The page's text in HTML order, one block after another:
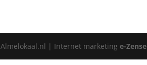
Almelokaal.nl | Internet marketinge-Zense